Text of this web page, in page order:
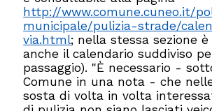
http://www.comune.cuneo.it/
municipale/pulizia-strade/
via.html; nella stessa sezione
anche il calendario suddiviso
passaggio). "È necessario -
Comune in una nota - che
sosta di volta in volta